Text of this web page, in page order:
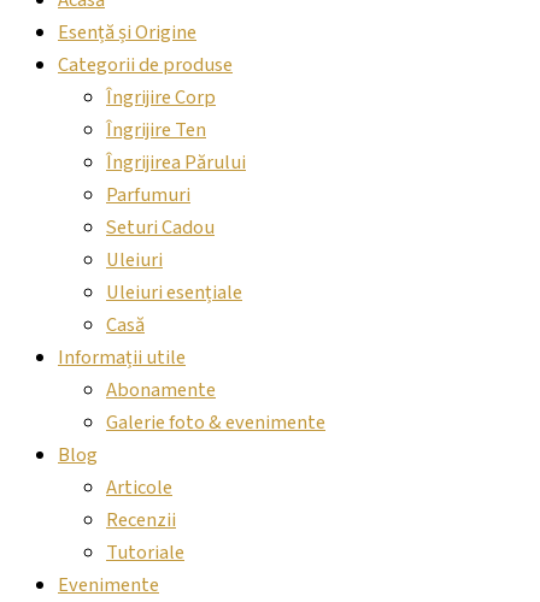
Esență și Origine
Categorii de produse
Îngrijire Corp
Îngrijire Ten
Îngrijirea Părului
Parfumuri
Seturi Cadou
Uleiuri
Uleiuri esențiale
Casă
Informații utile
Abonamente
Galerie foto & evenimente
Blog
Articole
Recenzii
Tutoriale
Evenimente